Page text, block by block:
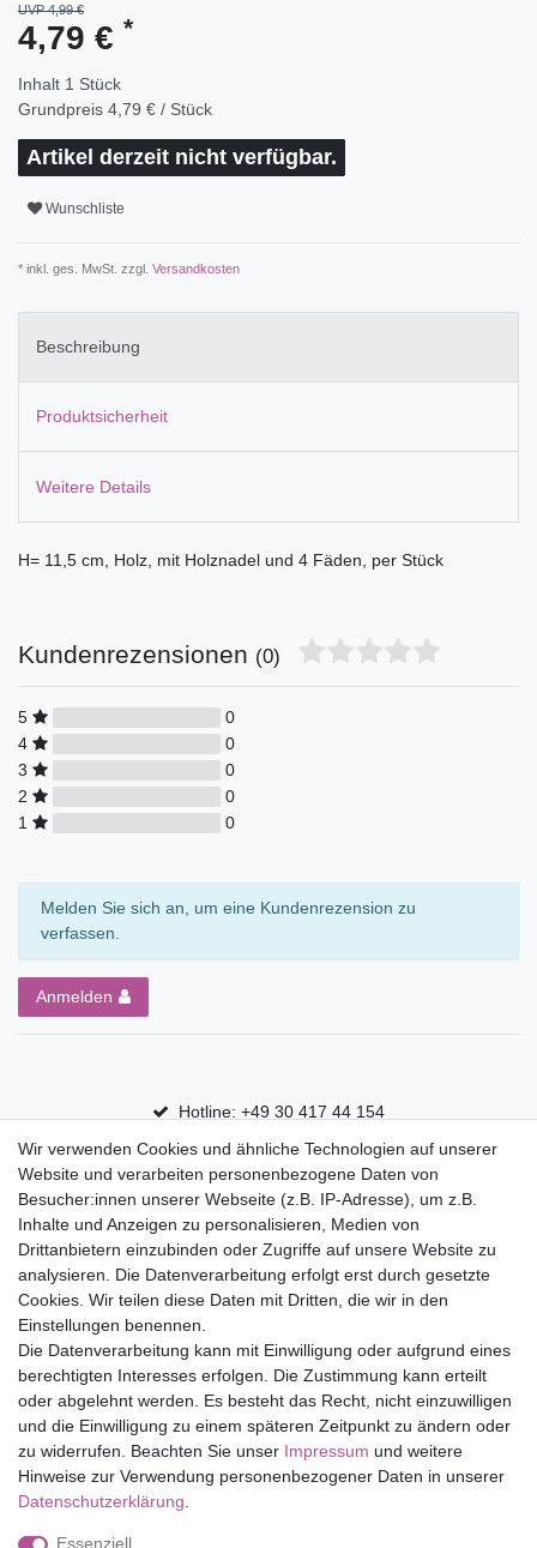
UVP 4,99 €
4,79 € *
Inhalt 1 Stück
Grundpreis 4,79 € / Stück
Artikel derzeit nicht verfügbar.
Wunschliste
* inkl. ges. MwSt. zzgl. Versandkosten
Beschreibung
Produktsicherheit
Weitere Details
H= 11,5 cm, Holz, mit Holznadel und 4 Fäden, per Stück
Kundenrezensionen (0)
5
0
4
0
3
0
2
0
1
0
Melden Sie sich an, um eine Kundenrezension zu
verfassen.
Anmelden
Hotline: +49 30 417 44 154
30 Tage Rückgaberecht
Versandfrei ab 75 € in Deutschland
Top Marken
Eduplay
Folia Bringmann
Shop
Mein Konto
Service
Versandkosten
Wir verwenden Cookies und ähnliche Technologien auf unserer
Website und verarbeiten personenbezogene Daten von
Besucher:innen unserer Webseite (z.B. IP-Adresse), um z.B.
Inhalte und Anzeigen zu personalisieren, Medien von
Drittanbietern einzubinden oder Zugriffe auf unsere Website zu
analysieren. Die Datenverarbeitung erfolgt erst durch gesetzte
Cookies. Wir teilen diese Daten mit Dritten, die wir in den
Einstellungen benennen.
Die Datenverarbeitung kann mit Einwilligung oder aufgrund eines
berechtigten Interesses erfolgen. Die Zustimmung kann erteilt
oder abgelehnt werden. Es besteht das Recht, nicht einzuwilligen
und die Einwilligung zu einem späteren Zeitpunkt zu ändern oder
zu widerrufen. Beachten Sie unser Impressum und weitere
Hinweise zur Verwendung personenbezogener Daten in unserer
Daten­schutz­erklärung
Essenziell